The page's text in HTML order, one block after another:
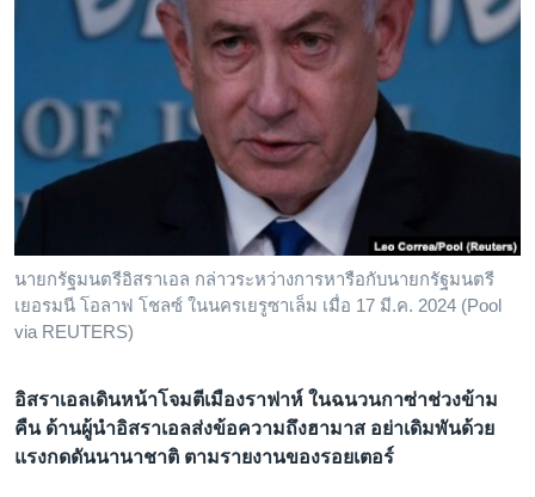
ค้นหา
สังคมและสุขภาพ
ตรวจสอบข่าว
เรียนรู้ภาษาอังกฤษ
พอดคาสต์
ติดตามเรา
นายกรัฐมนตรีอิสราเอล กล่าวระหว่างการหารือกับนายกรัฐมนตรี
เยอรมนี โอลาฟ โชลซ์ ในนครเยรูซาเล็ม เมื่อ 17 มี.ค. 2024 (Pool
via REUTERS)
อิสราเอลเดินหน้าโจมตีเมืองราฟาห์ ในฉนวนกาซ่าช่วงข้าม
คืน ด้านผู้นำอิสราเอลส่งข้อความถึงฮามาส อย่าเดิมพันด้วย
แรงกดดันนานาชาติ ตามรายงานของรอยเตอร์